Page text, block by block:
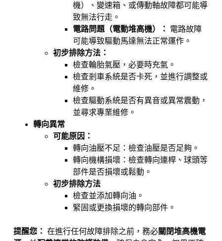
機）、變速箱、或傳動軸故障都可能導
致無法行走。
電路問題（電動堆高機）：
電路故障
可能導致驅動馬達無法正常運作。
初步排除方法：
檢查輪胎氣壓，必要時充氣。
檢查剎車系統是否卡死，並進行調整或
維修。
檢查驅動系統是否有異音或異常震動，
並尋求專業維修。
轉向異常
可能原因：
轉向油壓不足：檢查油壓是否足夠。
轉向機構損壞：檢查轉向連桿、球頭等
部件是否損壞或鬆動。
初步排除方法
檢查並添加轉向油。
緊固或更換損壞的轉向部件。
提醒您： 在進行任何故障排除之前，務必關閉堆高機電